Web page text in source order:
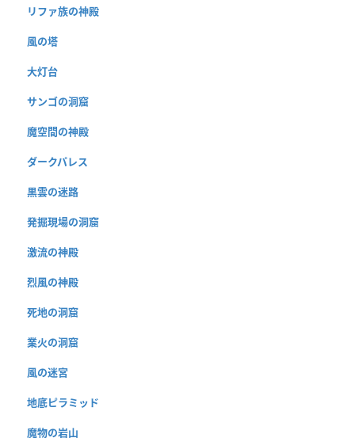
リファ族の神殿
風の塔
大灯台
サンゴの洞窟
魔空間の神殿
ダークパレス
黒雲の迷路
発掘現場の洞窟
激流の神殿
烈風の神殿
死地の洞窟
業火の洞窟
風の迷宮
地底ピラミッド
魔物の岩山